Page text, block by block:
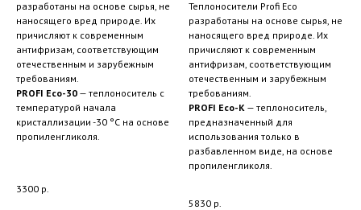
разработаны на основе сырья, не
наносящего вред природе. Их
причисляют к современным
антифризам, соответствующим
отечественным и зарубежным
требованиям.
PROFI Eco-30 — теплоноситель с
температурой начала
кристаллизации -30 °С на основе
пропиленгликоля.
3300 р.
Теплоносители Profi Eco
разработаны на основе сырья, не
наносящего вред природе. Их
причисляют к современным
антифризам, соответствующим
отечественным и зарубежным
требованиям.
PROFI Eco-К — теплоноситель,
предназначенный для
использования только в
разбавленном виде, на основе
пропиленгликоля.
5830 р.